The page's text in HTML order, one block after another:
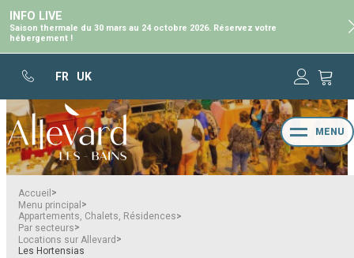
INFO LIVE
Saison thermale du 30 mars au 24 octobre 2026. Réservez votre
hébergement !
FR UK
MENU
Accueil >
Menu principal >
Appartements, Chalets, Résidences>
Par secteurs>
Locations sur Allevard >
Les Hortensias